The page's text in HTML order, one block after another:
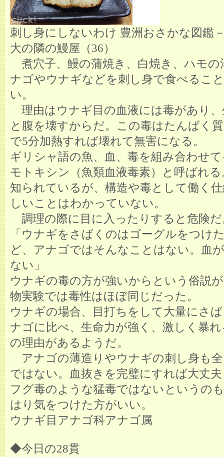
刺し身にしないわけ 豊洲おさかな図鑑
大の隣の鰻屋（36）
煮穴子、鰻の蒲焼き、白焼き、ハモの
ナゴやウナギなどを刺し身で食べるこ
い。
理由はウナギ目の血液には毒があり
と腹を壊すからだ。この毒はたんぱく
で5分加熱すれば壊れて無害になる。
ギリシャ語の魚、血、毒を組み合わせ
モトキシン（魚類血液毒素）と呼ばれ
知られているが、構造や毒として働く
しいことはわかっていない。
調理の際に目に入ったりすると危険だ
「ウナギをさばくのはゴーグルをつけ
ど、アナゴではそんなことはない。血
ない」
ウナギの毒の方が強いからという俗説
物実験では毒性はほぼ同じだった。
ウナギの場合、目打ちをして大量にさ
ナゴに比べ、生命力が強く、激しく暴
の理由があるようだ。
アナゴの薄造りやウナギの刺し身も
ではない。血抜きを完璧にすれば大丈
フグ毒のような猛毒ではないというの
はり気をつけた方がいい。
ウナギ目アナゴ科アナゴ属
◆今日の28貫